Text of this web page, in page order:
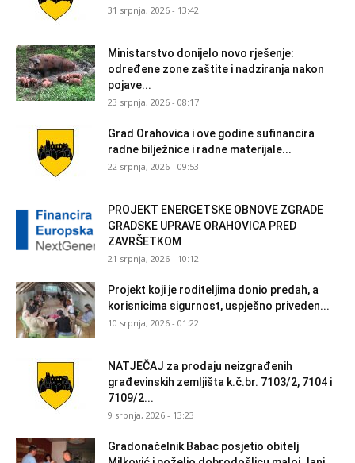
31 srpnja, 2026 - 13:42
Ministarstvo donijelo novo rješenje:
određene zone zaštite i nadziranja nakon
pojave...
23 srpnja, 2026 - 08:17
Grad Orahovica i ove godine sufinancira
radne bilježnice i radne materijale...
22 srpnja, 2026 - 09:53
PROJEKT ENERGETSKE OBNOVE ZGRADE
GRADSKE UPRAVE ORAHOVICA PRED
ZAVRŠETKOM
21 srpnja, 2026 - 10:12
Projekt koji je roditeljima donio predah, a
korisnicima sigurnost, uspješno priveden...
10 srpnja, 2026 - 01:22
NATJEČAJ za prodaju neizgrađenih
građevinskih zemljišta k.č.br. 7103/2, 7104 i
7109/2...
9 srpnja, 2026 - 13:23
Gradonačelnik Babac posjetio obitelj